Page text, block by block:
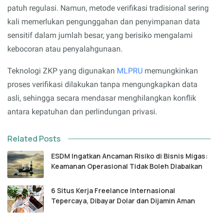
patuh regulasi. Namun, metode verifikasi tradisional sering
kali memerlukan pengunggahan dan penyimpanan data
sensitif dalam jumlah besar, yang berisiko mengalami
kebocoran atau penyalahgunaan.
Teknologi ZKP yang digunakan MLPRU memungkinkan
proses verifikasi dilakukan tanpa mengungkapkan data
asli, sehingga secara mendasar menghilangkan konflik
antara kepatuhan dan perlindungan privasi.
Related Posts
ESDM Ingatkan Ancaman Risiko di Bisnis Migas:
Keamanan Operasional Tidak Boleh Diabaikan
6 Situs Kerja Freelance Internasional
Tepercaya, Dibayar Dolar dan Dijamin Aman